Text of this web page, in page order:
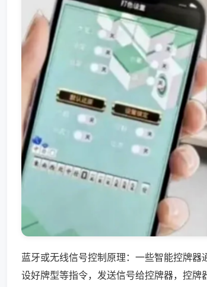
蓝牙或无线信号控制原理：一些智能控牌
设好牌型等指令，发送信号给控牌器，控